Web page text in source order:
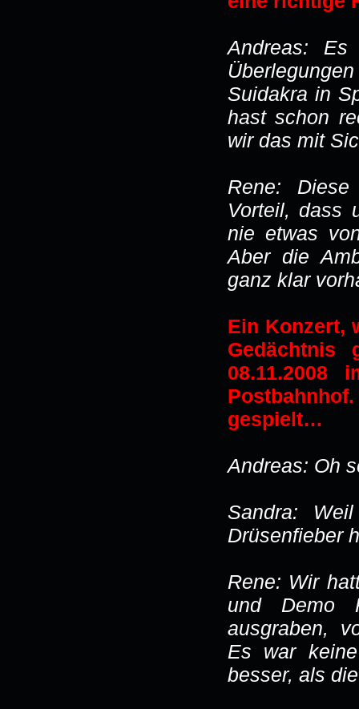
Andreas:
Suidakra in
hast schon
wir das mit
Rene:
Vorteil, dass
nie etwas
Aber die
ganz klar
Ein Konzert,
08.11.2008
gespielt…
Andreas: Oh
Sandra:
Drüsenfieber
Rene: Wir
und Demo
ausgraben,
Es war
besser, als